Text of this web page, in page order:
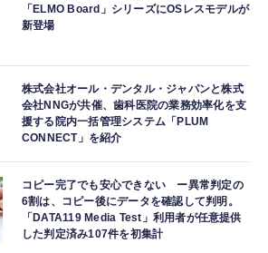
「ELMO Board」シリーズにOSレスモデルが
新登場
株式会社オール・デンタル・ジャパンと株式
会社NNGが共催、歯科医院の業務効率化を支
援する院内一括管理システム「PLUM
CONNECT」を紹介
コピー完了でも安心できない ー異常判定の
6割は、コピー後にデータを確認して判明。
「DATA119 Media Test」利用者が任意提供
した判定済み107件を初集計